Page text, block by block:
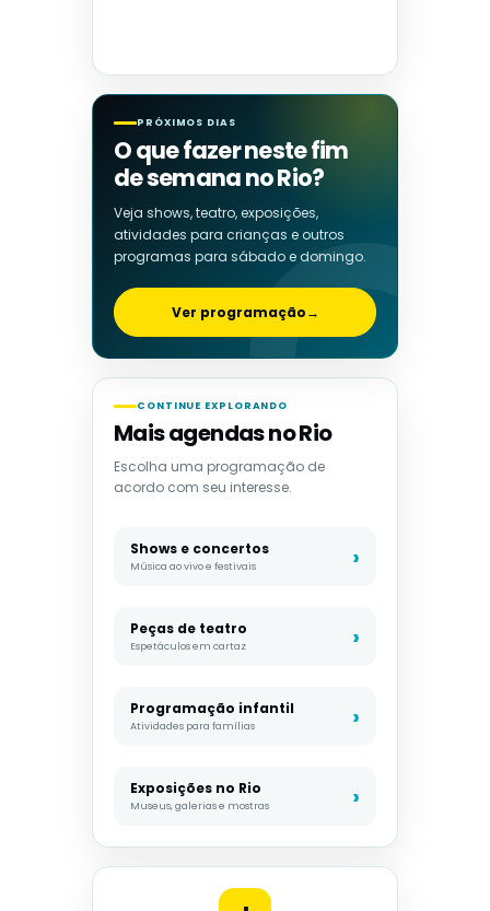
PRÓXIMOS DIAS
O que fazer neste fim
de semana no Rio?
Veja shows, teatro, exposições,
atividades para crianças e outros
programas para sábado e domingo.
Ver programação→
CONTINUE EXPLORANDO
Mais agendas no Rio
Escolha uma programação de
acordo com seu interesse.
Shows e concertos
Música ao vivo e festivais
Peças de teatro
Espetáculos em cartaz
Programação infantil
Atividades para famílias
Exposições no Rio
Museus, galerias e mostras